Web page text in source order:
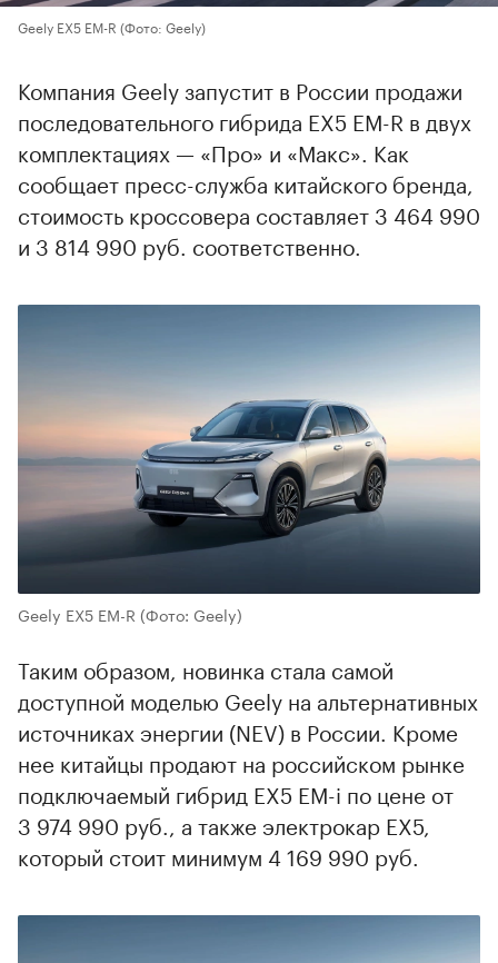
Geely EX5 EM-R (Фото: Geely)
Компания Geely запустит в России продажи
последовательного гибрида EX5 EM-R в двух
комплектациях — «Про» и «Макс». Как
сообщает пресс-служба китайского бренда,
стоимость кроссовера составляет 3 464 990
и 3 814 990 руб. соответственно.
Geely EX5 EM-R (Фото: Geely)
Таким образом, новинка стала самой
доступной моделью Geely на альтернативных
источниках энергии (NEV) в России. Кроме
нее китайцы продают на российском рынке
подключаемый гибрид EX5 EM-i по цене от
3 974 990 руб., а также электрокар EX5,
который стоит минимум 4 169 990 руб.